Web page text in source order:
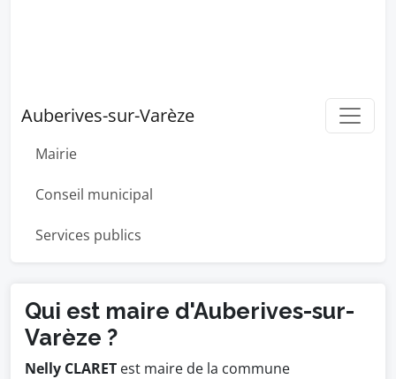
Auberives-sur-Varèze
Mairie
Conseil municipal
Services publics
Qui est maire d'Auberives-sur-
Varèze ?
Nelly CLARET est maire de la commune